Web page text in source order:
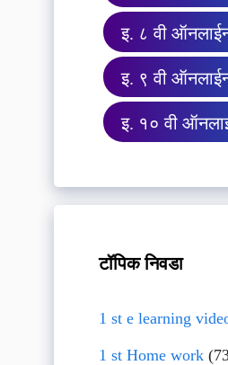
इ. ८ वी
इ. ९ वी
इ. १० वी
टॉपिक निवडा
1 st e learning
1 st Home work